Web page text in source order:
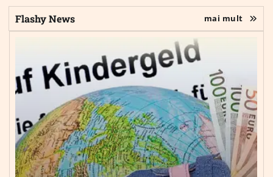
Flashy News mai mult